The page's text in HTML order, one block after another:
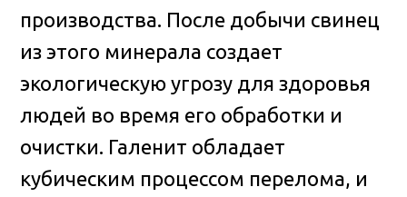
производства. После добычи свинец
из этого минерала создает
экологическую угрозу для здоровья
людей во время его обработки и
очистки. Галенит обладает
кубическим процессом перелома, и